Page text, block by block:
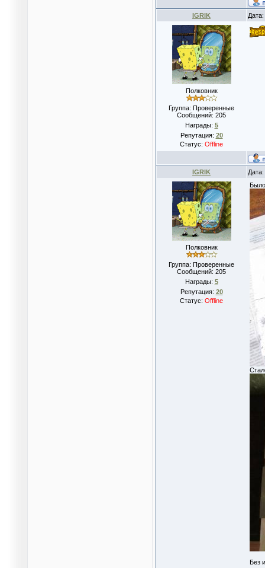
IGRIK
Полковник
Группа: Проверенные
Сообщений: 205
Награды: 5
Репутация: 20
Статус: Offline
IGRIK
Полковник
Группа: Проверенные
Сообщений: 205
Награды: 5
Репутация: 20
Статус: Offline
Было
Без